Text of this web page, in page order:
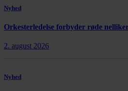
Nyhed
Orkesterledelse forbyder røde
2. august 2026
Nyhed